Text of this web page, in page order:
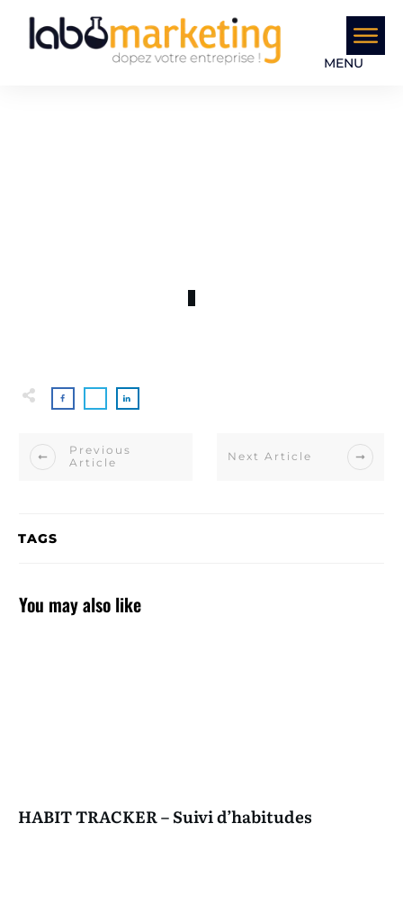
MENU
Previous
Article
Next Article
TAGS
You may also like
HABIT TRACKER – Suivi d’habitudes